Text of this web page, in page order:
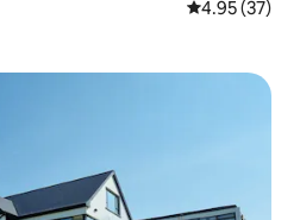
レビュー37
4.95 (37)
。